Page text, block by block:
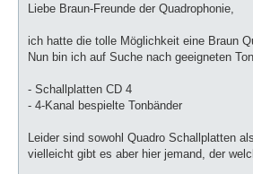
i
a
Liebe Braun-Freunde der Quadrophonie,
ich hatte die tolle Möglichkeit eine Braun
Nun bin ich auf Suche nach geeigneten
- Schallplatten CD 4
- 4-Kanal bespielte Tonbänder
Leider sind sowohl Quadro Schallplatten
vielleicht gibt es aber hier jemand, der